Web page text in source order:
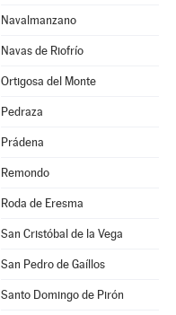
Navalmanzano
Navas de Riofrío
Ortigosa del Monte
Pedraza
Prádena
Remondo
Roda de Eresma
San Cristóbal de la Vega
San Pedro de Gaíllos
Santo Domingo de Pirón